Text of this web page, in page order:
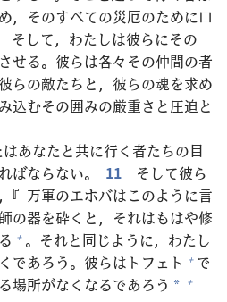
，そのすべての災厄のために口
そして，わたしは彼らにその
せる。 彼らは各々 その仲間の者
彼らの敵たちと， 彼らの魂を求め
み込むその囲みの厳重さと圧迫と
あなたと共に行く 者たちの目
ばならない。 11 そして彼ら
『 万軍のエホバはこのように言
師の器を砕くと，それはもはや修
+ 。それと同じように，わたし
くであろう。 彼らはトフェト + で
る場所がなくなるであろう * +